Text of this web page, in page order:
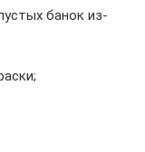
банок из-